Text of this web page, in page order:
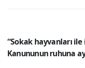
“Sokak hayvanları
Kanununun ruhuna